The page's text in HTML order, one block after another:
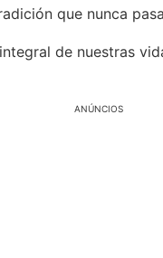
que nunca
de nuestras
ANÚNCIOS